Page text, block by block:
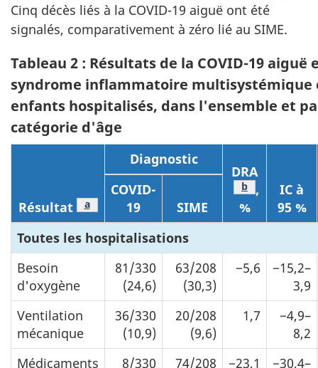
Cinq décès liés à la COVID-19 aiguë ont été
signalés, comparativement à zéro lié au SIME.
Tableau 2 : Résultats de la COVID-19 aiguë
syndrome inflammatoire multisystémique
enfants hospitalisés, dans l'ensemble et
catégorie d'âge
Résultat Note de bas de page
a
Diagnostic
DRA
Note de bas de
b
,
%
IC à
95 %
COVID-
19
SIME
Toutes les hospitalisations
Besoin
d'oxygène
81/330
(24,6)
63/208
(30,3)
−5,6
−15,2–
3,9
Ventilation
mécanique
36/330
(10,9)
20/208
(9,6)
1,7
−4,9–
8,2
Médicaments
8/330
74/208
−23,1
−30,4–